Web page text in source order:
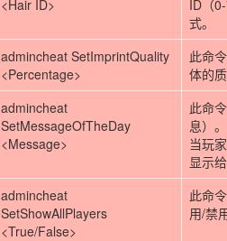
<Hair ID>
ID（
式。
admincheat SetImprintQuality
<Percentage>
此命
体的
admincheat
SetMessageOfTheDay
<Message>
此命
息）
当玩
显示
admincheat
SetShowAllPlayers
<True/False>
此命
用/禁